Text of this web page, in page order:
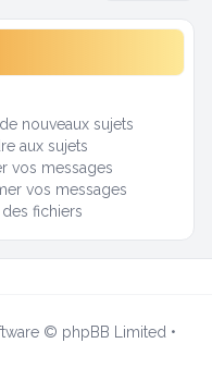
nouveaux sujets
aux sujets
vos messages
vos messages
fichiers
© phpBB Limited •